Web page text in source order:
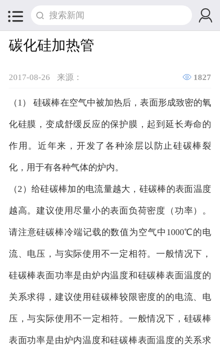
 
碳化硅加热管
2017-08-26 来源：  1827
（1） 硅碳棒在空气中被加热后，表面形成致密的氧
化硅膜，变成舒缓反应的保护膜，起到延长寿命的
作用。近年来，开发了各种涂层以防止硅碳棒裂
化，用于有各种气体的炉内。
（2）给硅碳棒加的电流量越大，硅碳棒的表面温度
越高。建议使用尽量小的表面负荷密度（功率）。
请注意硅碳棒冷端记载的数值为空气中1000℃的电
流、电压，与实际使用不一定相符。一般情况下，
硅碳棒表面功率是由炉内温度和硅碳棒表面温度的
关系求得，建议使用硅碳棒较限密度的的电流、电
压，与实际使用不一定相符。一般情况下，硅碳棒
表面功率是由炉内温度和硅碳棒表面温度的关系求